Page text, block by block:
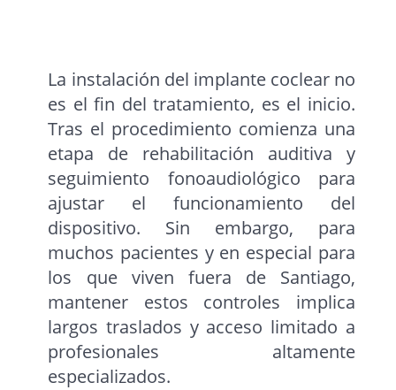
La instalación del implante coclear no
es el fin del tratamiento, es el inicio.
Tras el procedimiento comienza una
etapa de rehabilitación auditiva y
seguimiento fonoaudiológico para
ajustar el funcionamiento del
dispositivo. Sin embargo, para
muchos pacientes y en especial para
los que viven fuera de Santiago,
mantener estos controles implica
largos traslados y acceso limitado a
profesionales altamente
especializados.